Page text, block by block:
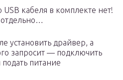
кабеля в комплекте нет!
отдельно…
установить драйвер, а
запросит — подключить
питание